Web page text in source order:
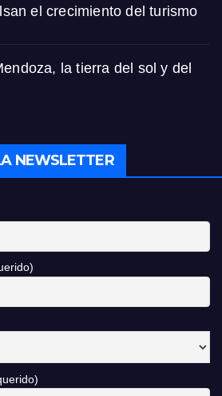
el crecimiento del turismo
la tierra del sol y del
NEWSLETTER